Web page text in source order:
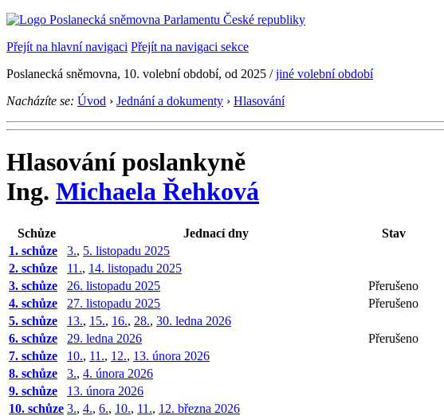
Přejít na hlavní navigaci Přejít na navigaci sekce
Poslanecká sněmovna, 10. volební období, od 2025 /jiné volební období
Nacházíte se: Úvod › Jednání a dokumenty › Hlasování
Hlasování poslankyně
Ing. Michaela Řehková
Schůze Jednací dny
Stav
1. schůze
3., 5. listopadu 2025
2. schůze
11., 14. listopadu 2025
3. schůze
26. listopadu 2025
Přerušeno
4. schůze
27. listopadu 2025
Přerušeno
5. schůze
13., 15., 16., 28., 30. ledna 2026
6. schůze
29. ledna 2026
Přerušeno
7. schůze
10., 11., 12., 13. února 2026
8. schůze
3., 4. února 2026
9. schůze
13. února 2026
10. schůze 3., 4., 6., 10., 11., 12. března 2026